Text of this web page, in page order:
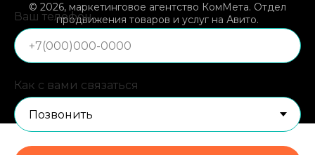
Ваш телефон
Как с вами связаться
© 2026, маркетинговое агентство КомМета. Отдел
продвижения товаров и услуг на Авито.
Пн-Пт с 9:00 до 17:00,8 (918) 043-48-31
ИП Потапов Иван Александрович ИНН 720319468300